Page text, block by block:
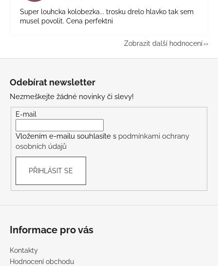
Super louhcka kolobezka... trosku drelo hlavko tak sem
musel povolit. Cena perfektni
Zobrazit další hodnocení
Odebírat newsletter
Nezmeškejte žádné novinky či slevy!
E-mail
Vložením e-mailu souhlasíte s podmínkami ochrany
osobních údajů
PŘIHLÁSIT SE
Informace pro vás
Kontakty
Hodnocení obchodu